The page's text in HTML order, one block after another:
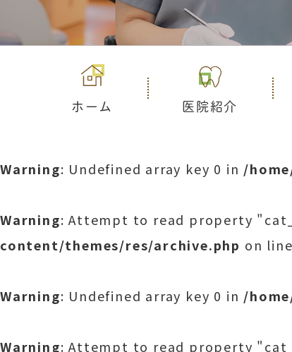
ホーム 医院紹介
Warning: Undefined array key 0 in /
Warning: Attempt to read property
content/themes/res/archive.php on
Warning: Undefined array key 0 in /
Warning: Attempt to read property